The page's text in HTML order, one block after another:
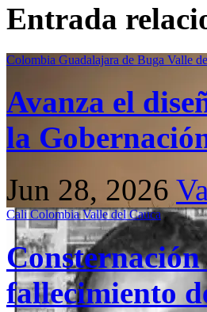
Entrada
Colombia Guadalajara de Buga Valle
Avanza el
la
Jun 28, 2026
CaliColombiaValle del Cauca
fallecimiento